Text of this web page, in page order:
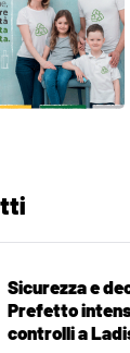
Sicurezza e
Prefetto
controlli a